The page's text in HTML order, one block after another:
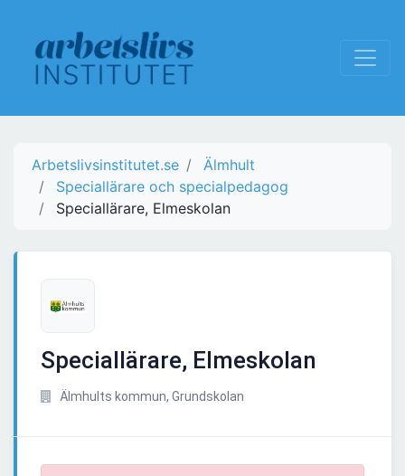
Arbetslivsinstitutet.se
Älmhult
Speciallärare och specialpedagog
Speciallärare, Elmeskolan
Speciallärare, Elmeskolan
Älmhults kommun, Grundskolan